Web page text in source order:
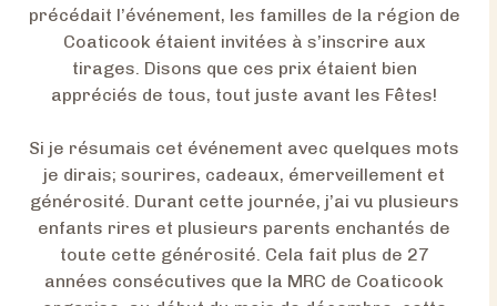
précédait l’événement, les familles de la région de
Coaticook étaient invitées à s’inscrire aux
tirages. Disons que ces prix étaient bien
appréciés de tous, tout juste avant les Fêtes!
Si je résumais cet événement avec quelques mots
je dirais; sourires, cadeaux, émerveillement et
générosité. Durant cette journée, j’ai vu plusieurs
enfants rires et plusieurs parents enchantés de
toute cette générosité. Cela fait plus de 27
années consécutives que la MRC de Coaticook